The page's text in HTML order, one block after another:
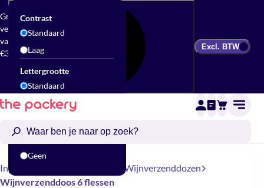
Gratis
verzending
vanaf
€300
Contrast
Standaard
Laag
Lettergrootte
Standaard
Groot
Geen
Excl. BTW
Inpakbenodigdheden
Wijnverzenddozen
Wijnverzenddoos 6 flessen